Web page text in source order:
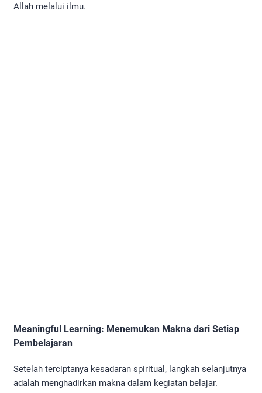
Allah melalui ilmu.
Meaningful Learning: Menemukan Makna dari Setiap
Pembelajaran
Setelah terciptanya kesadaran spiritual, langkah selanjutnya
adalah menghadirkan makna dalam kegiatan belajar.